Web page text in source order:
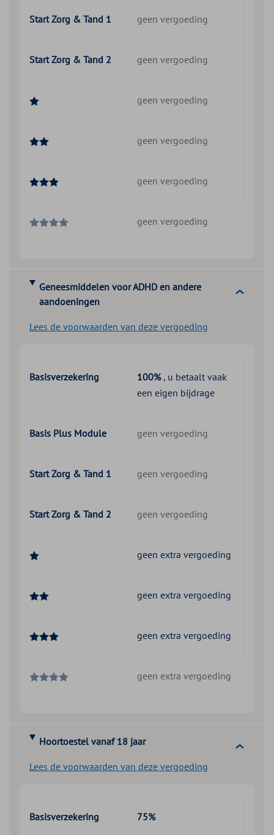
Start Zorg & Tand 1 geen vergoeding
Start Zorg & Tand 2 geen vergoeding
geen vergoeding
geen vergoeding
geen vergoeding
geen vergoeding
Geneesmiddelen voor ADHD en andere
aandoeningen
Lees de voorwaarden van deze vergoeding
Basisverzekering 100% , u betaalt vaak
een eigen bijdrage
Basis Plus Module geen vergoeding
Start Zorg & Tand 1 geen vergoeding
Start Zorg & Tand 2 geen vergoeding
geen extra vergoeding
geen extra vergoeding
geen extra vergoeding
geen extra vergoeding
Hoortoestel vanaf 18 jaar
Lees de voorwaarden van deze vergoeding
Basisverzekering 75%